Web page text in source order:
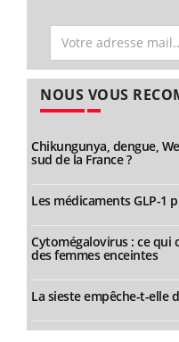
NOUS VOUS
Chikungunya, dengue,
sud de la France ?
Les médicaments GLP-1
Cytomégalovirus : ce qui
des femmes enceintes
La sieste empêche-t-elle